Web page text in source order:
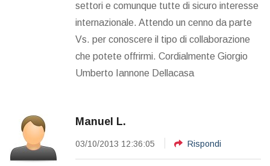
settori e comunque tutte di sicuro interesse
internazionale. Attendo un cenno da parte
Vs. per conoscere il tipo di collaborazione
che potete offrirmi. Cordialmente Giorgio
Umberto Iannone Dellacasa
Manuel L.
03/10/2013 12:36:05 Rispondi